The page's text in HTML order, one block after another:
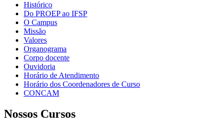
Histórico
Do PROEP ao IFSP
O Campus
Missão
Valores
Organograma
Corpo docente
Ouvidoria
Horário de Atendimento
Horário dos Coordenadores de Curso
CONCAM
Nossos Cursos